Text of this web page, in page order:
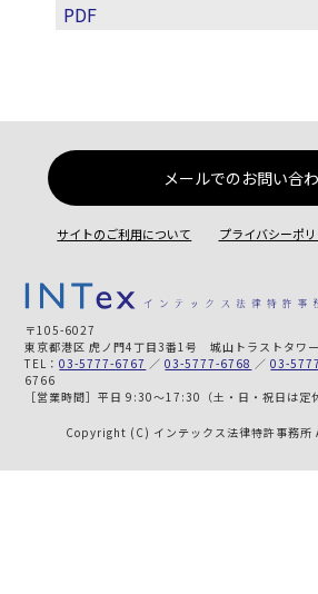
PDF
メールでのお問い合
サイトのご利用について プライバシーポ
〒105-6027
東京都港区 虎ノ門4丁目3番1号 城山トラストタワ
TEL：03-5777-6767 ／03-5777-6768 ／03-
6766
［営業時間］平日 9:30～17:30（土・日・祝日は定
Copyright (C) インテックス法律特許事務